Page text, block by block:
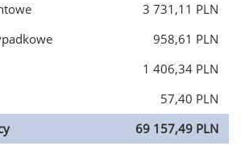
3 731,11 PLN
958,61 PLN
1 406,34 PLN
57,40 PLN
69 157,49 PLN